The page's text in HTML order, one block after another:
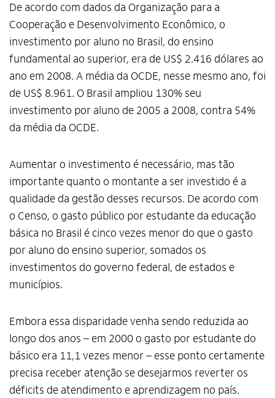
De acordo com dados da Organização para a
Cooperação e Desenvolvimento Econômico, o
investimento por aluno no Brasil, do ensino
fundamental ao superior, era de US$ 2.416 dólares ao
ano em 2008. A média da OCDE, nesse mesmo ano, foi
de US$ 8.961. O Brasil ampliou 130% seu
investimento por aluno de 2005 a 2008, contra 54%
da média da OCDE.
Aumentar o investimento é necessário, mas tão
importante quanto o montante a ser investido é a
qualidade da gestão desses recursos. De acordo com
o Censo, o gasto público por estudante da educação
básica no Brasil é cinco vezes menor do que o gasto
por aluno do ensino superior, somados os
investimentos do governo federal, de estados e
municípios.
Embora essa disparidade venha sendo reduzida ao
longo dos anos – em 2000 o gasto por estudante do
básico era 11,1 vezes menor – esse ponto certamente
precisa receber atenção se desejarmos reverter os
déficits de atendimento e aprendizagem no país.